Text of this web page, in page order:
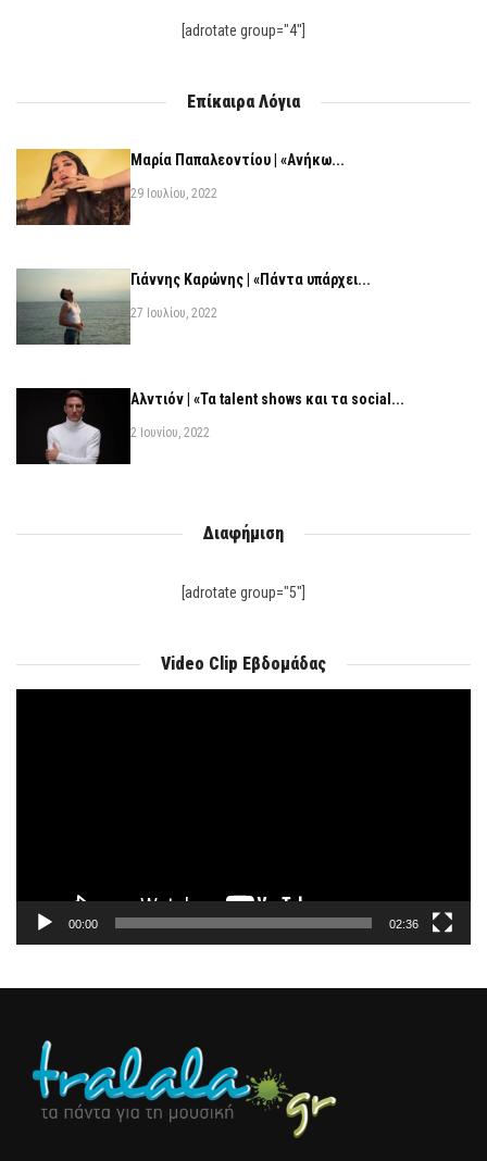
[adrotate group="4"]
Επίκαιρα Λόγια
Μαρία Παπαλεοντίου | «Ανήκω...
29 Ιουλίου, 2022
Γιάννης Καρώνης | «Πάντα υπάρχει...
27 Ιουλίου, 2022
Αλντιόν | «Τα talent shows και τα social...
2 Ιουνίου, 2022
Διαφήμιση
[adrotate group="5"]
Video Clip Εβδομάδας
00:00 02:36